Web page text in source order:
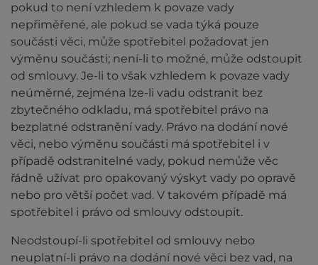
pokud to není vzhledem k povaze vady
nepřiměřené, ale pokud se vada týká pouze
součásti věci, může spotřebitel požadovat jen
výměnu součásti; není-li to možné, může odstoupit
od smlouvy. Je-li to však vzhledem k povaze vady
neúměrné, zejména lze-li vadu odstranit bez
zbytečného odkladu, má spotřebitel právo na
bezplatné odstranění vady. Právo na dodání nové
věci, nebo výměnu součásti má spotřebitel i v
případě odstranitelné vady, pokud nemůže věc
řádně užívat pro opakovaný výskyt vady po opravě
nebo pro větší počet vad. V takovém případě má
spotřebitel i právo od smlouvy odstoupit.
Neodstoupí-li spotřebitel od smlouvy nebo
neuplatní-li právo na dodání nové věci bez vad, na